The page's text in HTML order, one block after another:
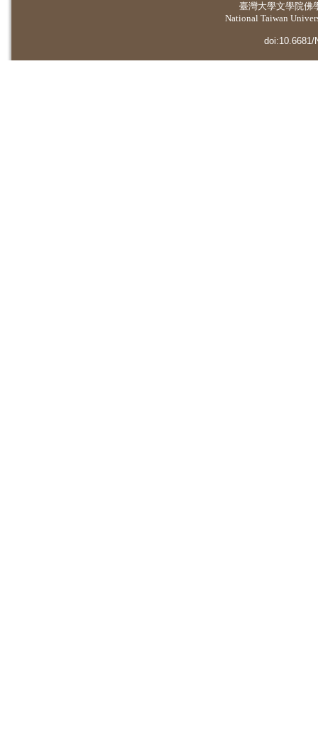
臺灣大學文學院佛
National Taiwan
doi:10.6681/